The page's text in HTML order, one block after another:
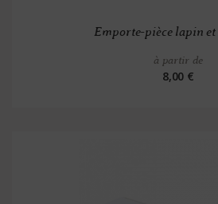
Emporte-pièce lapin et
à partir de
8,00 €